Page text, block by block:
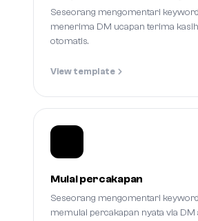
Seseorang mengomentari
menerima DM ucapan terima
otomatis.
View template
Mulai percakapan
Seseorang mengomentari
memulai percakapan nyata via DM